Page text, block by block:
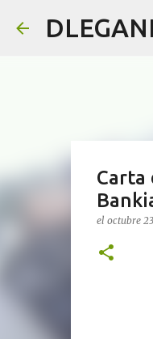
Carta
el octubre